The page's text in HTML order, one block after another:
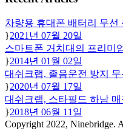
차량용 휴대폰 배터리 무
2021년 07월 20일
스마트폰 거치대의 프리미
2014년 01월 02일
대쉬크랩, 졸음운전 방지
2020년 07월 17일
대쉬크랩, 스타필드 하남
2018년 06월 11일
Copyright 2022, Ninebridge.